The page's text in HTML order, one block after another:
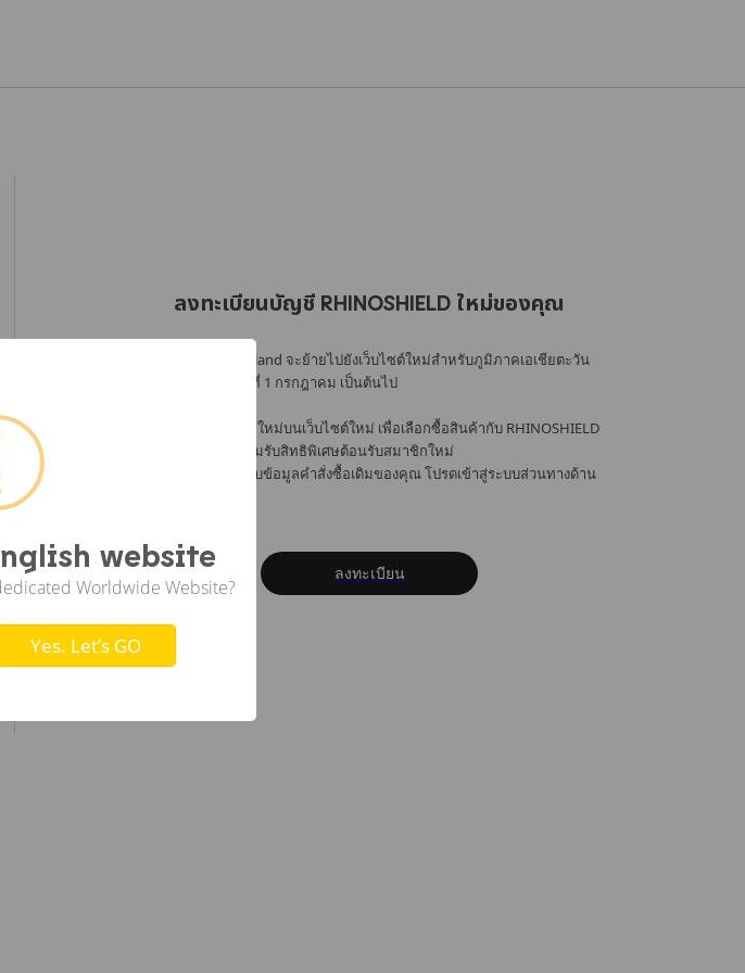
website
Worldwide Website?
valid!
Yes. Let’s GO
ลงทะเบียนบัญชี RHINOSHIELD ใหม่ของคุณ
RHINOSHIELD Thailand จะย้ายไปยังเว็บไซต์ใหม่สำหรับภูมิภาคเอเชียตะวัน
ออกเฉียงใต้ตั้งแต่วันที่ 1 กรกฎาคม เป็นต้นไป
โปรดลงทะเบียนบัญชีใหม่บนเว็บไซต์ใหม่ เพื่อเลือกซื้อสินค้ากับ RHINOSHIELD
ได้อย่างต่อเนื่อง พร้อมรับสิทธิพิเศษต้อนรับสมาชิกใหม่
หากต้องการตรวจสอบข้อมูลคำสั่งซื้อเดิมของคุณ โปรดเข้าสู่ระบบส่วนทางด้าน